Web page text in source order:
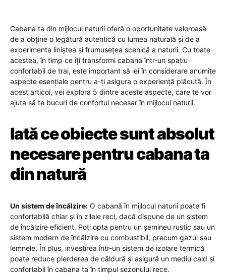
Cabana ta din mijlocul naturii oferă o oportunitate valoroasă
de a obține o legătură autentică cu lumea naturală și de a
experimenta liniștea și frumusețea scenică a naturii. Cu toate
acestea, în timp ce îți transformi cabana într-un spațiu
confortabil de trai, este important să iei în considerare anumite
aspecte esențiale pentru a-ți asigura o experiență plăcută. În
acest articol, vei explora 5 dintre aceste aspecte, care te vor
ajuta să te bucuri de confortul necesar în mijlocul naturii.
Iată ce obiecte sunt absolut
necesare pentru cabana ta
din natură
Un sistem de încălzire: O cabană în mijlocul naturii poate fi
confortabilă chiar și în zilele reci, dacă dispune de un sistem
de încălzire eficient. Poți opta pentru un șemineu rustic sau un
sistem modern de încălzire cu combustibil, precum gazul sau
lemnele. În plus, investirea într-un sistem de izolare termică
poate reduce pierderea de căldură și asigură un mediu cald și
confortabil în cabana ta în timpul sezonului rece.